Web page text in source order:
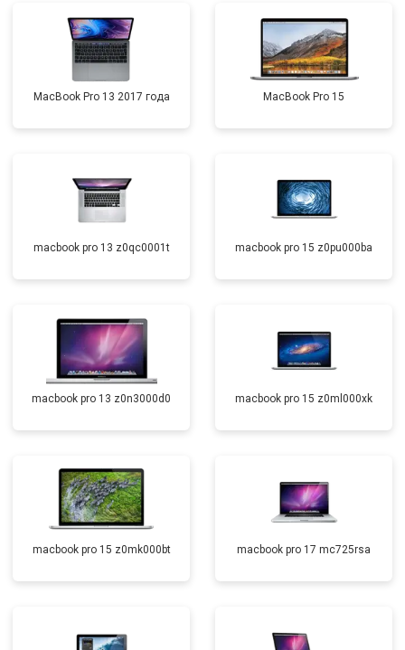
MacBook Pro 13 2017 года MacBook Pro 15
macbook pro 13 z0qc0001t macbook pro 15 z0pu000ba
macbook pro 13 z0n3000d0 macbook pro 15 z0ml000xk
macbook pro 15 z0mk000bt macbook pro 17 mc725rsa